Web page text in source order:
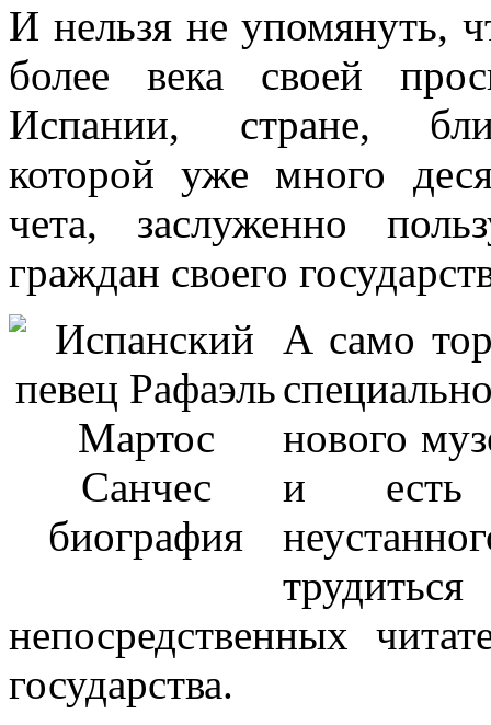
И нельзя не упомянуть,
более века своей
Испании, стране,
которой уже много
чета, заслуженно
граждан своего
А само
нового
и есть
непосредственных
государства.